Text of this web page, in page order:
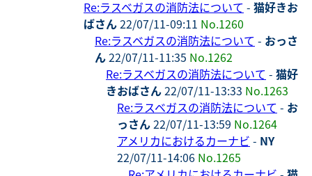
Re:ラスベガスの消防法について - 猫好きお
ばさん22/07/11-09:11 No.1260
Re:ラスベガスの消防法について - おっさ
ん22/07/11-11:35 No.1262
Re:ラスベガスの消防法について - 猫好
きおばさん22/07/11-13:33 No.1263
Re:ラスベガスの消防法について - お
っさん22/07/11-13:59 No.1264
アメリカにおけるカーナビ - NY
22/07/11-14:06 No.1265